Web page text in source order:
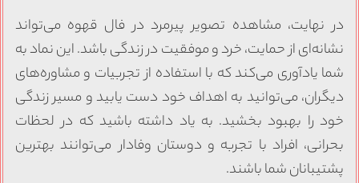
در نهایت، مشاهده تصویر پیرمرد در فال قهوه می‌تواند
نشانه‌ای از حمایت، خرد و موفقیت در زندگی باشد. این نماد به
شما یادآوری می‌کند که با استفاده از تجربیات و مشاوره‌های
دیگران، می‌توانید به اهداف خود دست یابید و مسیر زندگی
خود را بهبود بخشید. به یاد داشته باشید که در لحظات
بحرانی، افراد با تجربه و دوستان وفادار می‌توانند بهترین
پشتیبانان شما باشند.